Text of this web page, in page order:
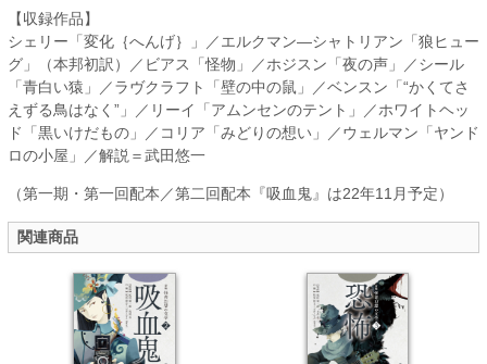
【収録作品】
シェリー「変化｛へんげ｝」／エルクマン―シャトリアン「狼ヒュー
グ」（本邦初訳）／ビアス「怪物」／ホジスン「夜の声」／シール
「青白い猿」／ラヴクラフト「壁の中の鼠」／ベンスン「“かくてさ
えずる鳥はなく”」／リーイ「アムンセンのテント」／ホワイトヘッ
ド「黒いけだもの」／コリア「みどりの想い」／ウェルマン「ヤンド
ロの小屋」／解説＝武田悠一
（第一期・第一回配本／第二回配本『吸血鬼』は22年11月予定）
関連商品